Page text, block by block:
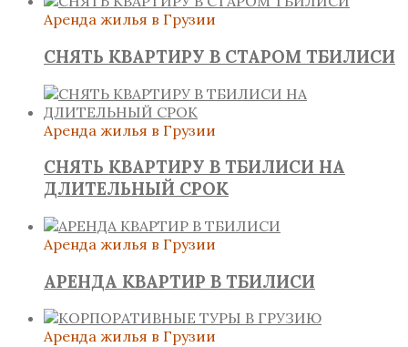
Аренда жилья в Грузии
СНЯТЬ КВАРТИРУ В СТАРОМ ТБИЛИСИ
Аренда жилья в Грузии
СНЯТЬ КВАРТИРУ В ТБИЛИСИ НА
ДЛИТЕЛЬНЫЙ СРОК
Аренда жилья в Грузии
АРЕНДА КВАРТИР В ТБИЛИСИ
Аренда жилья в Грузии